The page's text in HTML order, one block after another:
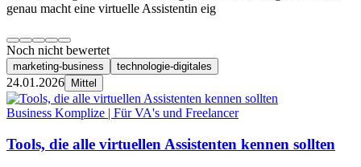
genau macht eine virtuelle Assistentin eig
Noch nicht bewertet
marketing-business technologie-digitales
24.01.2026 Mittel
Business Komplize | Für VA's und Freelancer
Tools, die alle virtuellen Assistenten kennen sollten